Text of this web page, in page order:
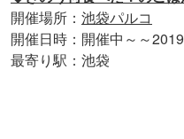
開催場所： 池袋パルコ
開催日時：開催中～～
最寄り駅：池袋